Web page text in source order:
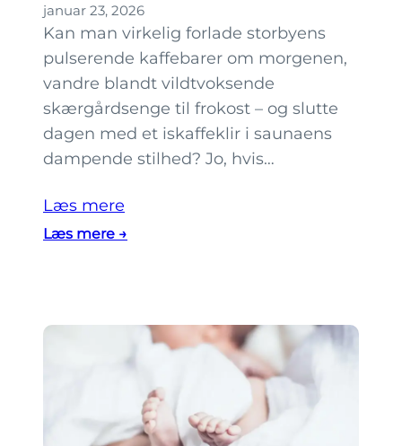
i
e
d
a
f
t
å
januar 23, 2026
Kan man virkelig forlade storbyens
pulserende kaffebarer om morgenen,
vandre blandt vildtvoksende
skærgårdsenge til frokost – og slutte
dagen med et iskaffeklir i saunaens
dampende stilhed? Jo, hvis…
Læs mere
Læs mere →
p
f
H